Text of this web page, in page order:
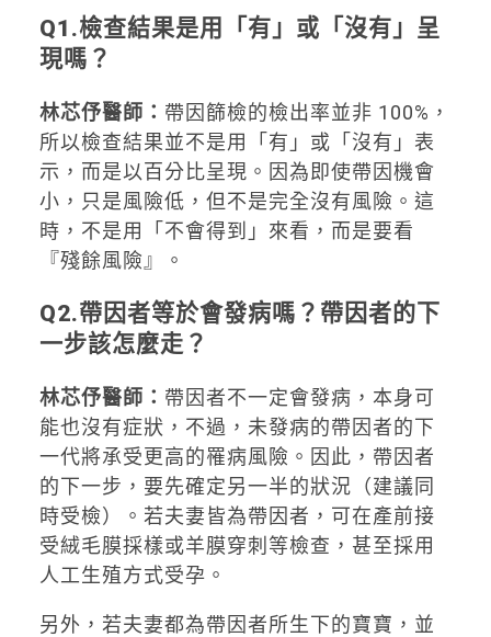
Q1.檢查結果是用「有」或「沒有」呈
現嗎？
林芯伃醫師： 帶因篩檢的檢出率並非 100%，
所以檢查結果並不是用「有」或「沒有」表
示，而是以百分比呈現。因為即使帶因機會
小，只是風險低，但不是完全沒有風險。這
時，不是用「不會得到」來看，而是要看
『殘餘風險』。
Q2.帶因者等於會發病嗎？帶因者的下
一步該怎麼走？
林芯伃醫師： 帶因者不一定會發病，本身可
能也沒有症狀，不過，未發病的帶因者的下
一代將承受更高的罹病風險。因此，帶因者
的下一步，要先確定另一半的狀況（建議同
時受檢）。若夫妻皆為帶因者，可在產前接
受絨毛膜採樣或羊膜穿刺等檢查，甚至採用
人工生殖方式受孕。
另外，若夫妻都為帶因者所生下的寶寶，並